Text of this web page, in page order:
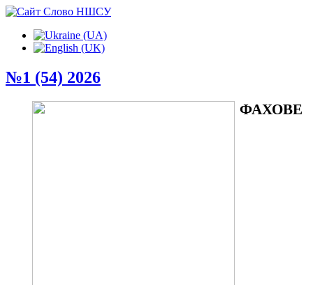
№1 (54) 2026
ФАХОВЕ